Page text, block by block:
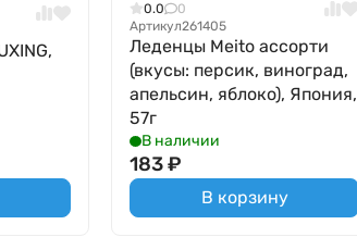
0.0
0
Артикул261405
Леденцы Meito ассорти
(вкусы: персик, виноград,
апельсин, яблоко), Япония,
57г
В наличии
183₽
В корзину